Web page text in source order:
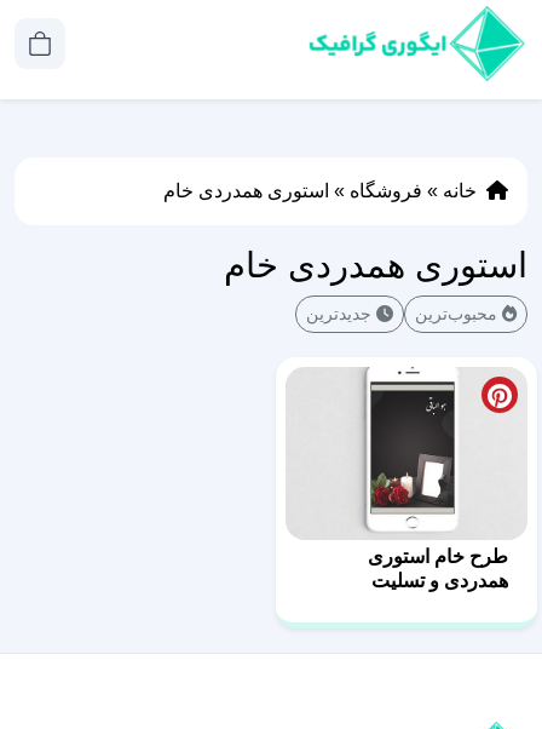
خانه » فروشگاه » استوری همدردی خام
استوری همدردی خام
محبوب‌ترین جدیدترین
طرح خام استوری
همدردی و تسلیت